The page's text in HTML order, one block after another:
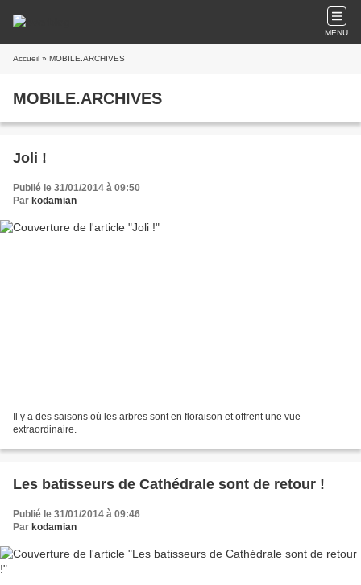
MENU
Accueil » MOBILE.ARCHIVES
MOBILE.ARCHIVES
Joli !
Publié le 31/01/2014 à 09:50
Par kodamian
Il y a des saisons où les arbres sont en floraison et offrent une vue
extraordinaire.
Les batisseurs de Cathédrale sont de retour !
Publié le 31/01/2014 à 09:46
Par kodamian